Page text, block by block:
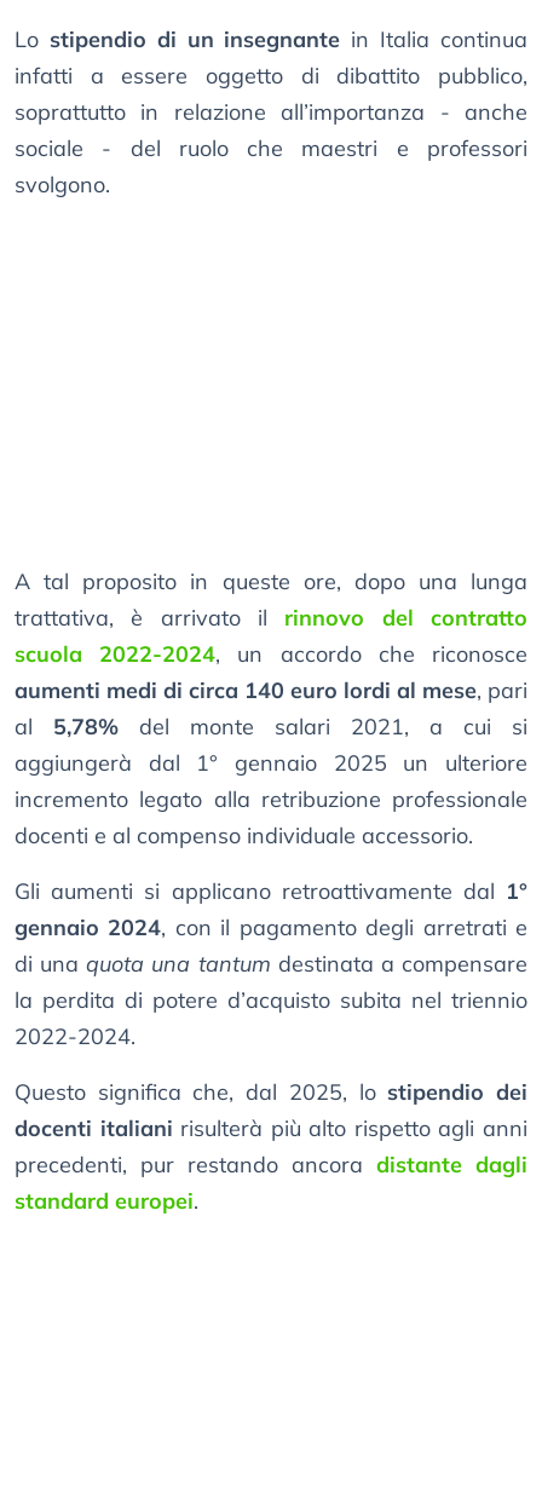
Lo stipendio di un insegnante in Italia continua
infatti a essere oggetto di dibattito pubblico,
soprattutto in relazione all’importanza - anche
sociale - del ruolo che maestri e professori
svolgono.
A tal proposito in queste ore, dopo una lunga
trattativa, è arrivato il rinnovo del contratto
scuola 2022-2024, un accordo che riconosce
aumenti medi di circa 140 euro lordi al mese, pari
al 5,78% del monte salari 2021, a cui si
aggiungerà dal 1° gennaio 2025 un ulteriore
incremento legato alla retribuzione professionale
docenti e al compenso individuale accessorio.
Gli aumenti si applicano retroattivamente dal 1°
gennaio 2024, con il pagamento degli arretrati e
di unaquota una tantum destinata a compensare
la perdita di potere d’acquisto subita nel triennio
2022-2024.
Questo significa che, dal 2025, lo stipendio dei
docenti italiani risulterà più alto rispetto agli anni
precedenti, pur restando ancora distante dagli
standard europei.